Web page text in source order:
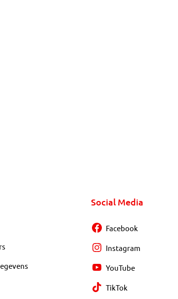
Social Media
Facebook
Instagram
YouTube
TikTok